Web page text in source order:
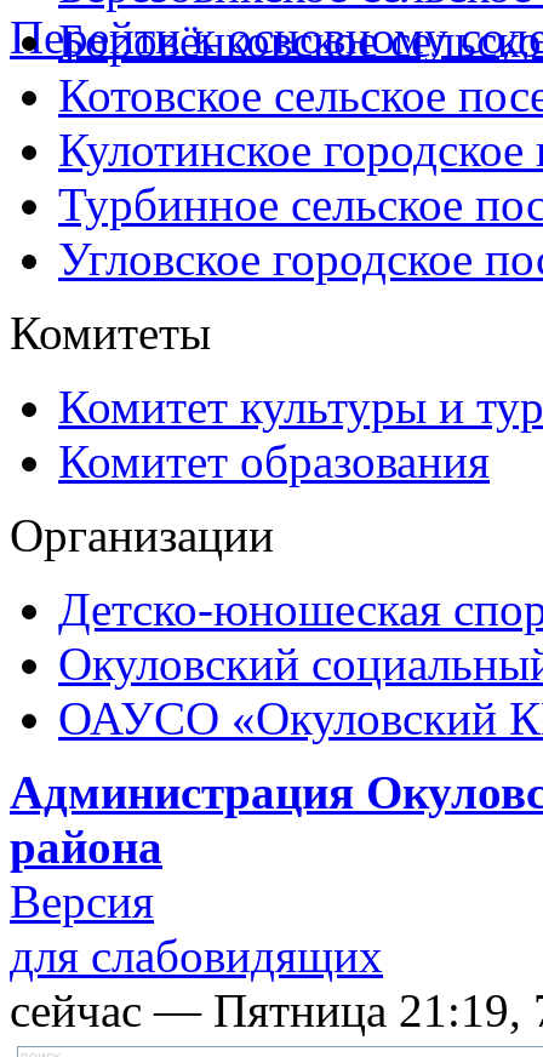
Перейти к основному
Боровёнковское
Котовское сельское
Кулотинское городское
Турбинное сельское
Угловское городское
Комитеты
Комитет культуры и
Комитет образования
Организации
Детско-юношеская
Окуловский
ОАУСО «Окуловский
Администрация
района
Версия
для слабовидящих
сейчас — Пятница 21:19,